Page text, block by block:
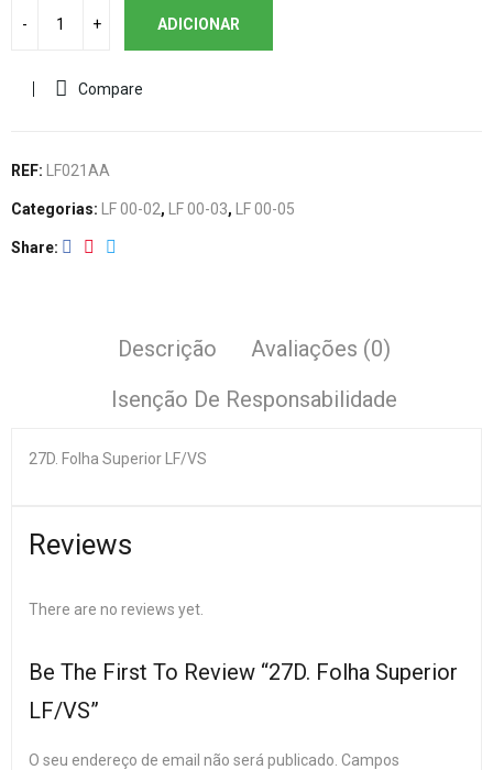
ADICIONAR
Compare
REF: LF021AA
Categorias: LF 00-02, LF 00-03, LF 00-05
Share
Descrição
Avaliações (0)
Isenção De Responsabilidade
27D. Folha Superior LF/VS
Reviews
There are no reviews yet.
Be The First To Review “27D. Folha Superior
LF/VS”
O seu endereço de email não será publicado. Campos